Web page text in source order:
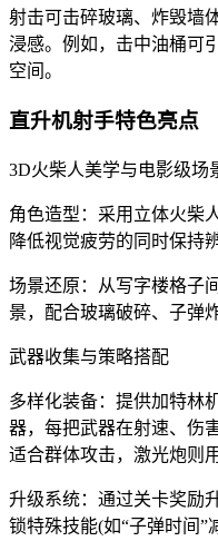
射击可击碎玻璃、炸毁墙
浸感。例如，击中油桶可
空间。
直升机射手特色亮点
3D火柴人美学与电影级场
角色造型：采用立体火柴
降低视觉疲劳的同时保持
场景还原：从写字楼格子
景，配合玻璃破碎、子弹
武器收集与策略搭配
多样化装备：提供加特林
器，每把武器在射速、伤
适合群体攻击，激光炮则
升级系统：通过关卡奖励
锁特殊技能(如“子弹时间